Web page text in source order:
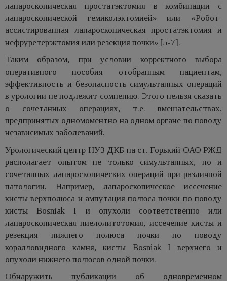
лапароскопическая простатэктомия в комбинации с
лапароскопической гемиколэктомией» или «Робот-
ассистированная лапароскопическая простатэктомия и
нефруретерэктомия или резекция почки» [5-7].
Таким образом, при условии корректного выбора
оперативного пособия отобранным пациентам,
эффективность и безопасность симультанных операций
в урологии не подлежит сомнению. Этого нельзя сказать
о сочетанных операциях, т.е. вмешательствах,
предпринятых одномоментно на одном органе по поводу
независимых заболеваний.
Урологический центр НУЗ ДКБ на ст. Горький ОАО РЖД
располагает опытом не только симультанных, но и
сочетанных лапароскопических операций при различной
патологии. Например, лапароскопическое иссечение
кисты верхполюса и ампутация полюса почки по поводу
кисты Bosniak I и опухоли соответственно или
лапароскопическая пиелолитотомия, иссечение кисты и
резекция нижнего полюса почки по поводу
коралловидного камня, кисты Bosniak I верхнего и
опухоли нижнего полюсов одной почки.
Обнаружить публикации об одновременном